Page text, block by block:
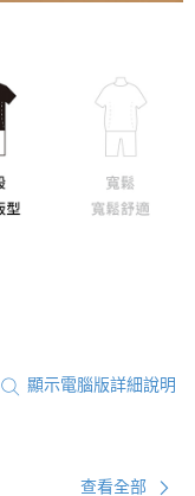
顯示電腦版詳細說明
查看全部